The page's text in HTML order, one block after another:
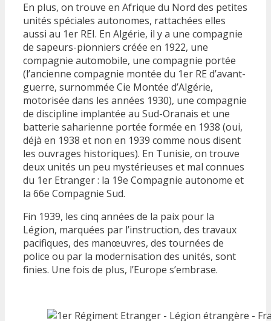
En plus, on trouve en Afrique du Nord des petites
unités spéciales autonomes, rattachées elles
aussi au 1er REI. En Algérie, il y a une compagnie
de sapeurs-pionniers créée en 1922, une
compagnie automobile, une compagnie portée
(l’ancienne compagnie montée du 1er RE d’avant-
guerre, surnommée Cie Montée d’Algérie,
motorisée dans les années 1930), une compagnie
de discipline implantée au Sud-Oranais et une
batterie saharienne portée formée en 1938 (oui,
déjà en 1938 et non en 1939 comme nous disent
les ouvrages historiques). En Tunisie, on trouve
deux unités un peu mystérieuses et mal connues
du 1er Etranger : la 19e Compagnie autonome et
la 66e Compagnie Sud.
Fin 1939, les cinq années de la paix pour la
Légion, marquées par l’instruction, des travaux
pacifiques, des manœuvres, des tournées de
police ou par la modernisation des unités, sont
finies. Une fois de plus, l’Europe s’embrase.